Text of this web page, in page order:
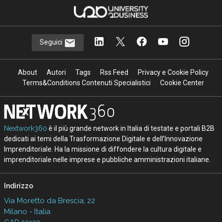
Seguici
About Autori Tags Rss Feed
Privacy e Cookie Policy
Terms&Conditions Contenuti Specialistici
Cookie Center
Nextwork360 è il più grande network in Italia di testate e portali B2B
dedicati ai temi della Trasformazione Digitale e dell’Innovazione
Imprenditoriale. Ha la missione di diffondere la cultura digitale e
imprenditoriale nelle imprese e pubbliche amministrazioni italiane.
Indirizzo
Via Moretto da Brescia, 22
Milano - Italia